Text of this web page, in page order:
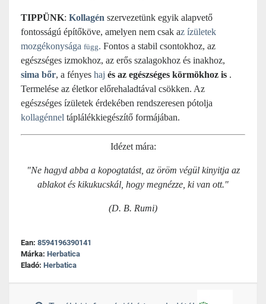
TIPPÜNK: Kollagén szervezetünk egyik alapvető
fontosságú építőköve, amelyen nem csak az ízületek
mozgékonysága függ. Fontos a stabil csontokhoz, az
egészséges izmokhoz, az erős szalagokhoz és inakhoz,
sima bőr, a fényes haj és az egészséges körmökhoz is .
Termelése az életkor előrehaladtával csökken. Az
egészséges ízületek érdekében rendszeresen pótolja
kollagénnel táplálékkiegészítő formájában.
Idézet mára:
"Ne hagyd abba a kopogtatást, az öröm végül kinyitja az
ablakot és kikukucskál, hogy megnézze, ki van ott."
(D. B. Rumi)
Ean: 8594196390141
Márka: Herbatica
Eladó: Herbatica